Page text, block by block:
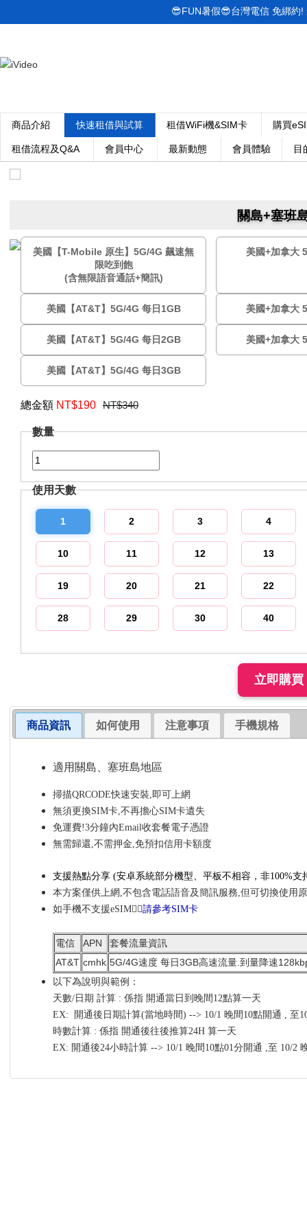
商品介紹 快速租借與試算 租借WiFi機&SIM卡 購買
租借流程及Q&A 會員中心 最新動態 會員體驗 目
😎FUN暑假😎台灣電信 免綁約
關島+塞班
美國【T-Mobile 原生】5G/4G 飆速無
限吃到飽
(含無限語音通話+簡訊)
美國+加拿大
美國【AT&T】5G/4G 每日1GB 美國+加拿大
美國【AT&T】5G/4G 每日2GB 美國+加拿大
美國【AT&T】5G/4G 每日3GB
總金額 NT$190 NT$340
數量
使用天數
1 2 3 4
10 11 12 13
19 20 21 22
28 29 30 40
商品資訊 如何使用 注意事項 手機規格
適用關島、塞班島地區
掃描QRCODE快速安裝,即可上網
無須更換SIM卡,不再擔心SIM卡遺失
免運費!3分鐘內Email收套餐電子憑證
無需歸還,不需押金,免預扣信用卡額度
支援熱點分享 (安卓系統部分機型、平板不相容，非100%支
本方案僅供上網,不包含電話語音及簡訊服務,但可切換使用
如手機不支援eSIM👉🏼請參考SIM卡
電信 APN
套餐流量資訊
AT&T cmhk 5G/4G速度 每日3GB高速流量.到量降速
以下為說明與範例：
天數/日期 計算 : 係指 開通當日到晚間12點算一天
EX: 開通後日期計算(當地時間) --> 10/1 晚間10點開通 , 至
時數計算 : 係指 開通後往後推算24H 算一天
EX: 開通後24小時計算 --> 10/1 晚間10點01分開通 ,至 10/2